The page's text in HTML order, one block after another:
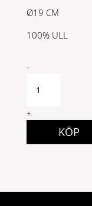
Ø19 CM
100% ULL
Rulle
quantity
-
+
KÖP